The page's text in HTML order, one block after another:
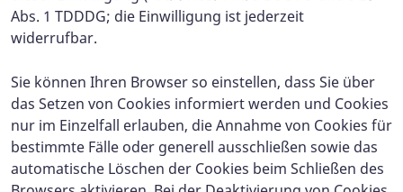
Abs. 1 TDDDG; die Einwilligung ist jederzeit
widerrufbar.
Sie können Ihren Browser so einstellen, dass Sie über
das Setzen von Cookies informiert werden und Cookies
nur im Einzelfall erlauben, die Annahme von Cookies für
bestimmte Fälle oder generell ausschließen sowie das
automatische Löschen der Cookies beim Schließen des